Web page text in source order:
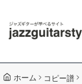
ホーム
コピー譜